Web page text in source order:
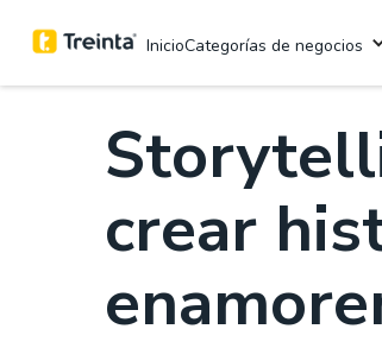
InicioCategorías de negocios
crear